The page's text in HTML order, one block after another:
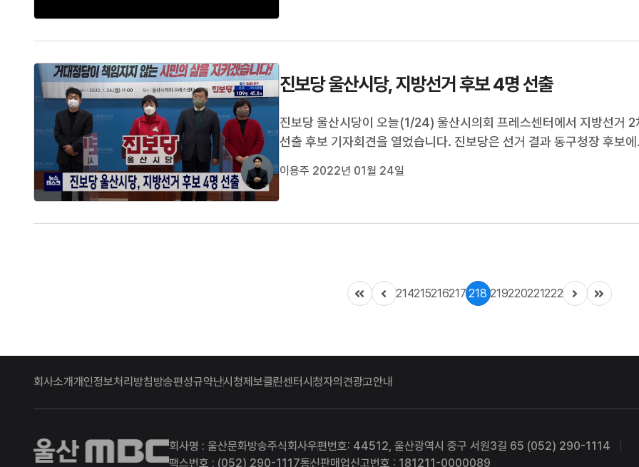
진보당 울산시당, 지방선거 후보 4명 선출
진보당 울산시당이 오늘(1/24) 울산시의회 프레스센터에서 지방선거 2
선출 후보 기자회견을 열었습니다. 진보당은 선거 결과 동구청장 후보에
구 가선거구는 박문옥 전 동구의원이, 시의원 비례대표 후보에 정현희 전
이용주 2022년 01월 24일
214215216217218 219220221222
회사소개개인정보처리방침방송편성규약난시청제보클린센터시청자의견광고안내
울산MBC 회사명 : 울산문화방송주식회사우편번호: 44512, 울산광역시 중구 서원3길 65 (052) 290-1114
팩스번호 : (052) 290-1117통신판매업신고번호 : 181211-0000089